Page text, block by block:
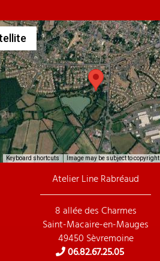
Keyboard shortcuts Image may be subject to copyright
Atelier Line Rabréaud
8 allée des Charmes
Saint-Macaire-en-Mauges
49450 Sèvremoine
06.82.67.25.05